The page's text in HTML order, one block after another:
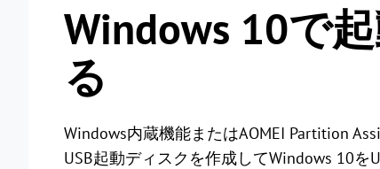
Windows 10で
る
Windows内蔵機能またはAOMEI Partition
USB起動ディスクを作成してWindows 10を